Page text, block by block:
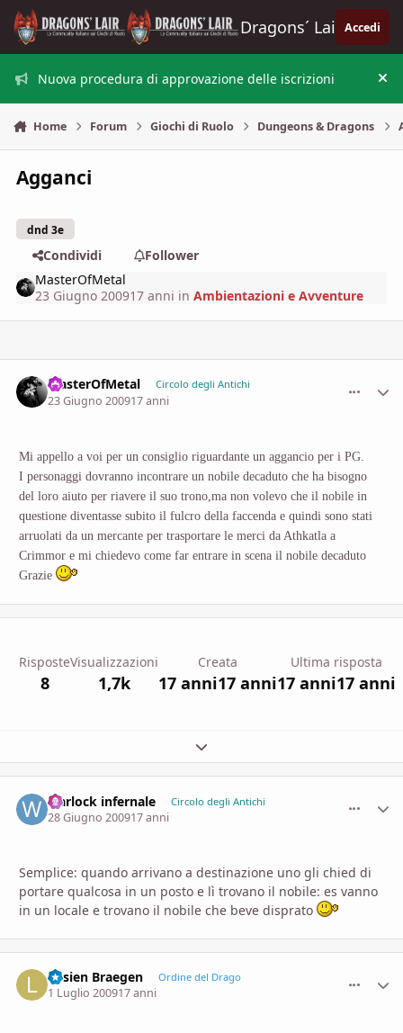
Vai al contenuto
Dragons´ Lair Accedi
Nuova procedura di approvazione delle iscrizioni
Home Forum Giochi di Ruolo Dungeons & Dragons
Agganci
dnd 3e
Condividi
Follower
MasterOfMetal
23 Giugno 200917 anni inAmbientazioni e Avventure
MasterOfMetal Circolo degli Antichi
23 Giugno 200917 anni
Mi appello a voi per un consiglio riguardante un aggancio per i PG.
I personaggi dovranno incontrare un nobile decaduto che ha bisogno
del loro aiuto per riavere il suo trono,ma non volevo che il nobile in
questione diventasse subito il fulcro della faccenda e quindi sono stati
arruolati da un mercante per trasportare le merci da Athkatla a
Crimmor e mi chiedevo come far entrare in scena il nobile decaduto
Grazie
Risposte
8
Visualizzazioni
1,7k
Creata
17 anni17 anni
Ultima risposta
17 anni17 anni
Espandi panoramica del topic
warlock infernale Circolo degli Antichi
28 Giugno 200917 anni
Semplice: quando arrivano a destinazione uno gli chied di
portare qualcosa in un posto e lì trovano il nobile: es vanno
in un locale e trovano il nobile che beve disprato
Lusien Braegen Ordine del Drago
1 Luglio 200917 anni